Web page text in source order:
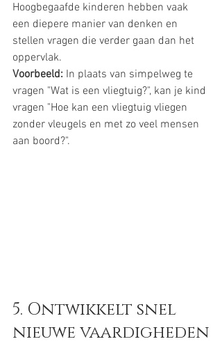
Hoogbegaafde kinderen hebben vaak
een diepere manier van denken en
stellen vragen die verder gaan dan het
oppervlak.
Voorbeeld: In plaats van simpelweg te
vragen "Wat is een vliegtuig?", kan je kind
vragen "Hoe kan een vliegtuig vliegen
zonder vleugels en met zo veel mensen
aan boord?".
5. Ontwikkelt snel
nieuwe vaardigheden